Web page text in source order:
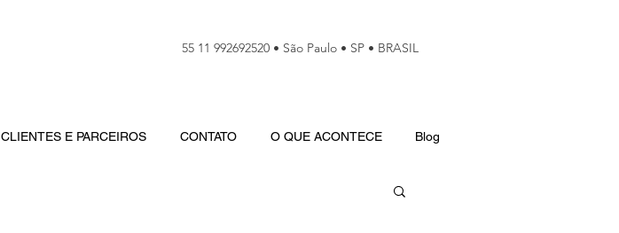
55 11 992692520 • São Paulo • SP • BRASIL
CLIENTES E PARCEIROS CONTATO O QUE ACONTECE Blog